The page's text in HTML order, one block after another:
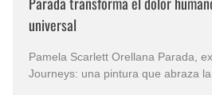
universal
Pamela Scarlett Orellana Parada,
Journeys: una pintura que abraza la